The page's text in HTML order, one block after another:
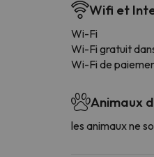
Wifi et
Wi-Fi
Wi-Fi gratuit
Wi-Fi de
Animaux
les animaux ne